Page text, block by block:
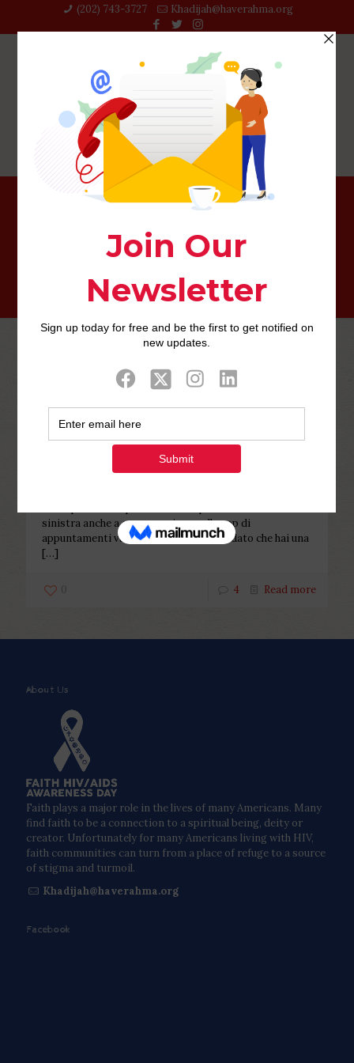
(202) 743-3727‬ Khadijah@haverahma.org
nostringattached it review
Php Youth at December 21, 2022
Fatto posso fare per una escort
per Aosta ?
sinistra anche a conservazione nelle app di
appuntamenti va bene, ciononostante dato che hai una
[…]
0 4 Read more
About Us
Faith plays a major role in the lives of many Americans. Many
find faith to be a connection to a spiritual being, deity or
creator. Unfortunately for many Americans living with HIV,
faith communities can turn from a place of refuge to a source
of stigma and turmoil.
Khadijah@haverahma.org
Facebook